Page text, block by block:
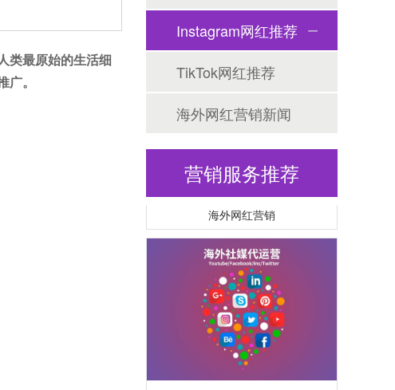
类最原始的生活细
。
Instagram网红推荐
TikTok网红推荐
海外网红营销新闻
营销服务推荐
海外网红营销
海外社媒代运营